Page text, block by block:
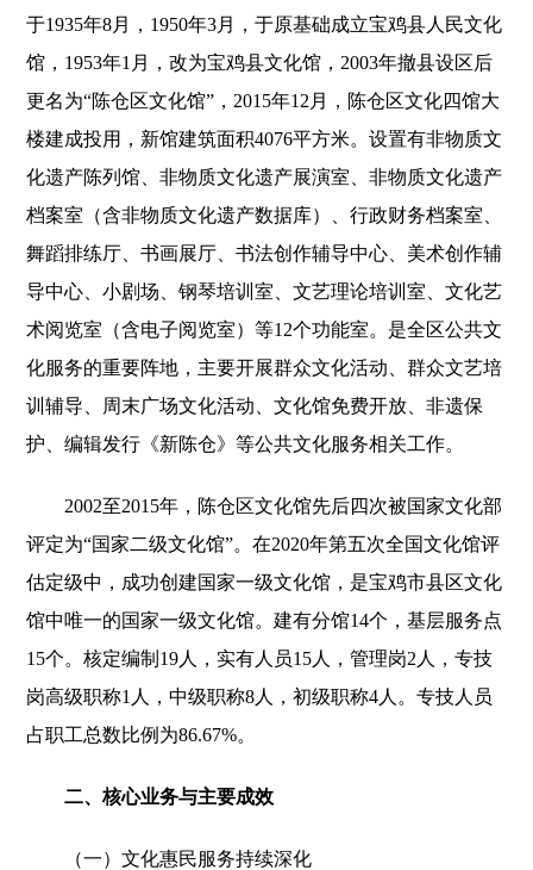
于1935年8月，1950年3月，于原基础成立宝鸡县人民文化
馆，1953年1月，改为宝鸡县文化馆，2003年撤县设区后
更名为“陈仓区文化馆”，2015年12月，陈仓区文化四馆大
楼建成投用，新馆建筑面积4076平方米。设置有非物质文
化遗产陈列馆、非物质文化遗产展演室、非物质文化遗产
档案室（含非物质文化遗产数据库）、行政财务档案室、
舞蹈排练厅、书画展厅、书法创作辅导中心、美术创作辅
导中心、小剧场、钢琴培训室、文艺理论培训室、文化艺
术阅览室（含电子阅览室）等12个功能室。是全区公共文
化服务的重要阵地，主要开展群众文化活动、群众文艺培
训辅导、周末广场文化活动、文化馆免费开放、非遗保
护、编辑发行《新陈仓》等公共文化服务相关工作。
2002至2015年，陈仓区文化馆先后四次被国家文化部
评定为“国家二级文化馆”。在2020年第五次全国文化馆评
估定级中，成功创建国家一级文化馆，是宝鸡市县区文化
馆中唯一的国家一级文化馆。建有分馆14个，基层服务点
15个。核定编制19人，实有人员15人，管理岗2人，专技
岗高级职称1人，中级职称8人，初级职称4人。专技人员
占职工总数比例为86.67%。
二、核心业务与主要成效
（一）文化惠民服务持续深化